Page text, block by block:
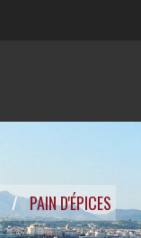
PAIN D'ÉPICES